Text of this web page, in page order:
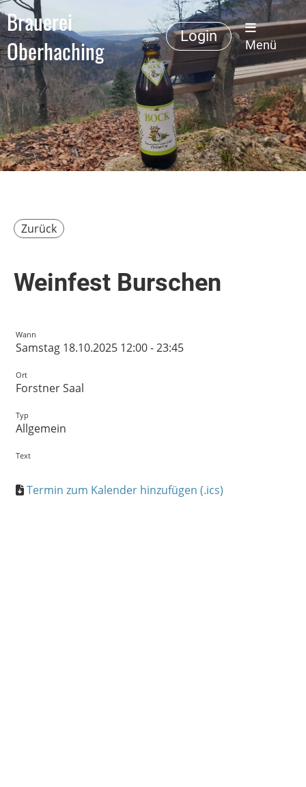
Brauerei
Oberhaching
Login
Menü
Zurück
Weinfest Burschen
Wann
Samstag 18.10.2025 12:00 - 23:45
Ort
Forstner Saal
Typ
Allgemein
Text
Termin zum Kalender hinzufügen (.ics)